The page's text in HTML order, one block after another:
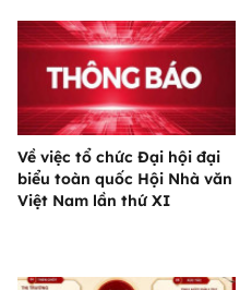
Về việc tổ chức Đại hội đại
biểu toàn quốc Hội Nhà văn
Việt Nam lần thứ XI